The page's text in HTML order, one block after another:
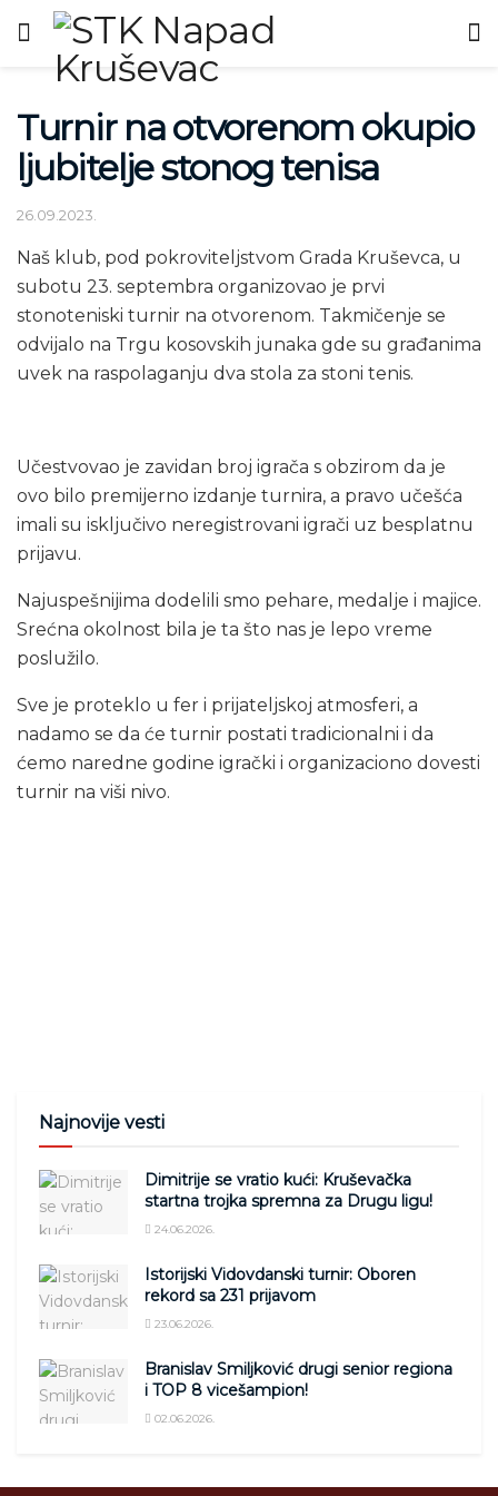
Turnir na otvorenom okupio
ljubitelje stonog tenisa
26.09.2023.
Naš klub, pod pokroviteljstvom Grada Kruševca, u
subotu 23. septembra organizovao je prvi
stonoteniski turnir na otvorenom. Takmičenje se
odvijalo na Trgu kosovskih junaka gde su građanima
uvek na raspolaganju dva stola za stoni tenis.
Učestvovao je zavidan broj igrača s obzirom da je
ovo bilo premijerno izdanje turnira, a pravo učešća
imali su isključivo neregistrovani igrači uz besplatnu
prijavu.
Najuspešnijima dodelili smo pehare, medalje i majice.
Srećna okolnost bila je ta što nas je lepo vreme
poslužilo.
Sve je proteklo u fer i prijateljskoj atmosferi, a
nadamo se da će turnir postati tradicionalni i da
ćemo naredne godine igrački i organizaciono dovesti
turnir na viši nivo.
Najnovije vesti
Dimitrije se vratio kući: Kruševačka
startna trojka spremna za Drugu ligu!
24.06.2026.
Istorijski Vidovdanski turnir: Oboren
rekord sa 231 prijavom
23.06.2026.
Branislav Smiljković drugi senior regiona
i TOP 8 vicešampion!
02.06.2026.